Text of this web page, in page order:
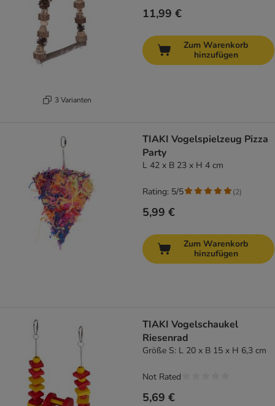
3 Varianten
11,99 €
Zum Warenkorb
hinzufügen
TIAKI Vogelspielzeug Pizza
Party
L 42 x B 23 x H 4 cm
5,99 €
Rating: 5/5 (2)
Zum Warenkorb
hinzufügen
TIAKI Vogelschaukel
Riesenrad
Größe S: L 20 x B 15 x H 6,3 cm
5,69 €
Not Rated